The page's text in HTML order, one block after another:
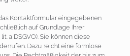
Kontaktformular eingegebenen
auf Grundlage Ihrer
a DSGVO). Sie können diese
Dazu reicht eine formlose